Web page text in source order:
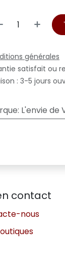
générales
satisfait ou
: 3-5 jours
: L'envie de
contact
nous